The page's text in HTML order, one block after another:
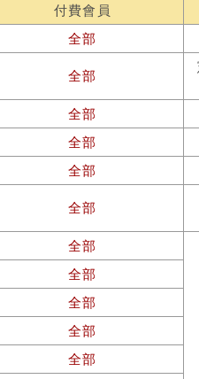
付費會員
全部
全部
全部
全部
全部
全部
全部
全部
全部
全部
全部